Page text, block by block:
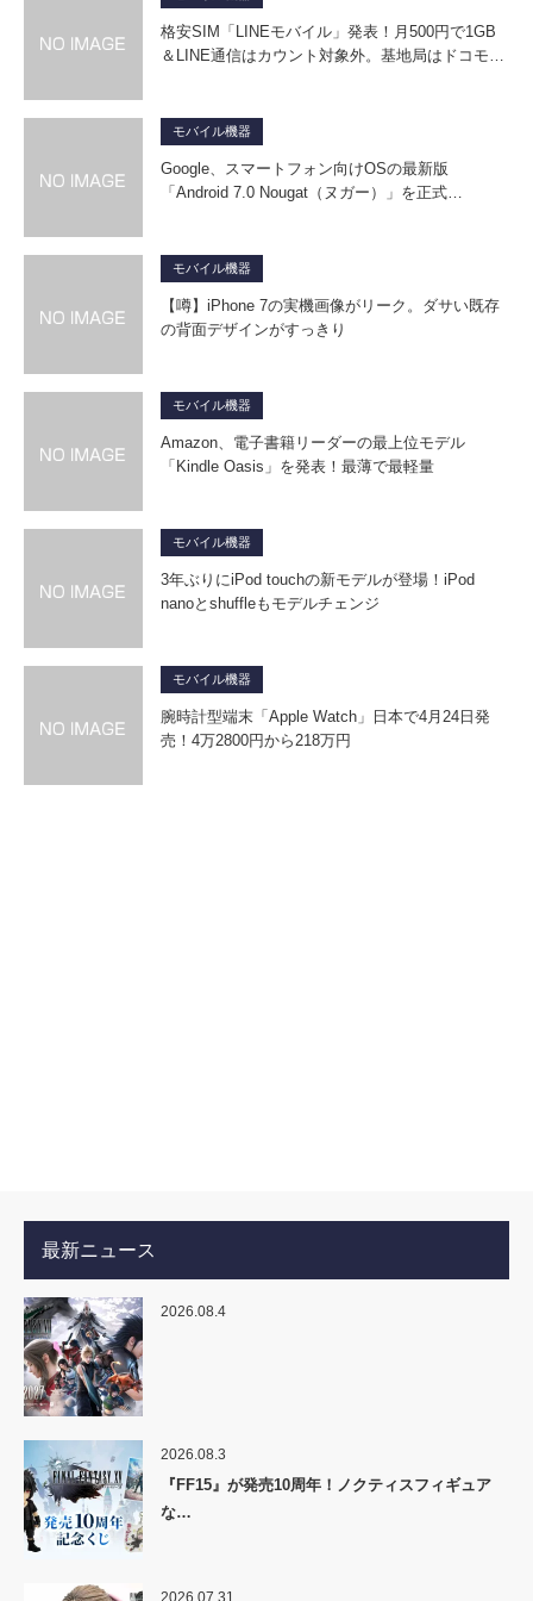
格安SIM「LINEモバイル」発表！月500円で1GB
＆LINE通信はカウント対象外。基地局はドコモ…
モバイル機器
Google、スマートフォン向けOSの最新版
「Android 7.0 Nougat（ヌガー）」を正式…
モバイル機器
【噂】iPhone 7の実機画像がリーク。ダサい既存
の背面デザインがすっきり
モバイル機器
Amazon、電子書籍リーダーの最上位モデル
「Kindle Oasis」を発表！最薄で最軽量
モバイル機器
3年ぶりにiPod touchの新モデルが登場！iPod
nanoとshuffleもモデルチェンジ
モバイル機器
腕時計型端末「Apple Watch」日本で4月24日発
売！4万2800円から218万円
最新ニュース
2026.08.4
2026.08.3
『FF15』が発売10周年！ノクティスフィギュア
な…
2026.07.31